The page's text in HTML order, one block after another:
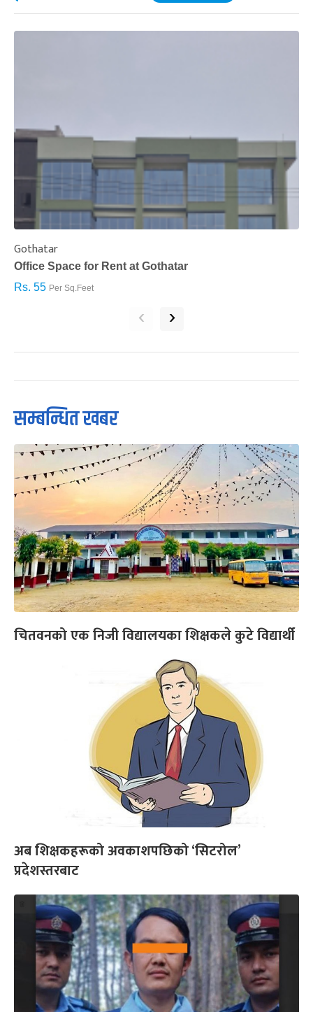
Gothatar
Office Space for Rent at Gothatar
Rs. 55 Per Sq.Feet
‹ ›
सम्बन्धित खबर
चितवनको एक निजी विद्यालयका शिक्षकले कुटे विद्यार्थी
अब शिक्षकहरूको अवकाशपछिको ‘सिटरोल’
प्रदेशस्तरबाट